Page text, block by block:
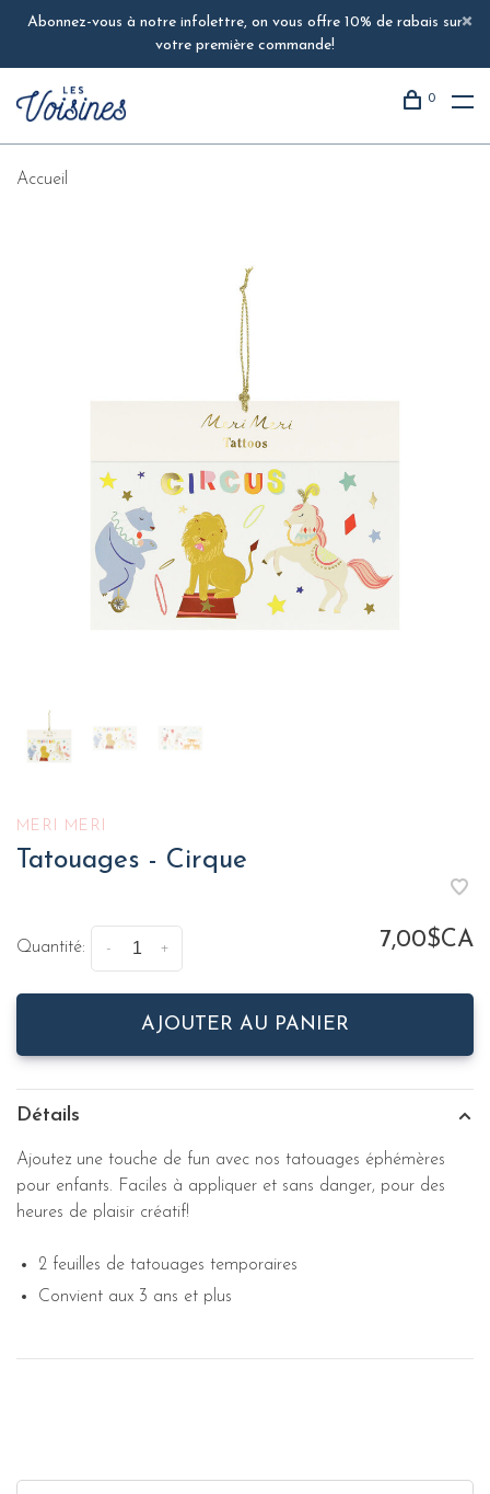
Abonnez-vous à notre infolettre, on vous offre 10% de rabais sur
votre première commande!
0
Accueil
MERI MERI
Tatouages - Cirque
Quantité: +
- 7,00$CA
AJOUTER AU PANIER
Détails
Ajoutez une touche de fun avec nos tatouages éphémères
pour enfants. Faciles à appliquer et sans danger, pour des
heures de plaisir créatif!
2 feuilles de tatouages temporaires
Convient aux 3 ans et plus